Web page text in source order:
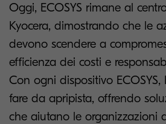
Oggi, ECOSYS rimane al
Kyocera, dimostrando che le
devono scendere a
efficienza dei costi e
Con ogni dispositivo
fare da apripista, offrendo
che aiutano le organizzazioni